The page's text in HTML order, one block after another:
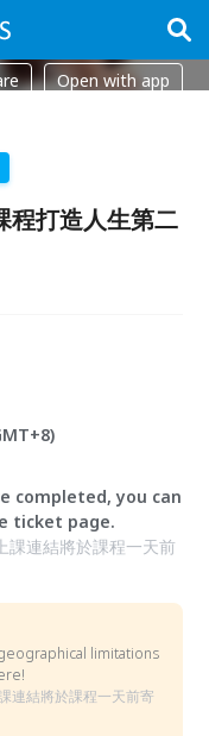
Open with app
程打造人生第二
completed, you can
ticket page.
連結將於課程一天前
limitations
連結將於課程一天前寄